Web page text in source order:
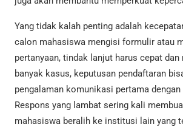
Yang tidak kalah penting adalah
calon mahasiswa mengisi formulir atau
pertanyaan, tindak lanjut harus cepat dan
banyak kasus, keputusan pendaftaran
pengalaman komunikasi pertama
Respons yang lambat sering kali
mahasiswa beralih ke institusi lain yang